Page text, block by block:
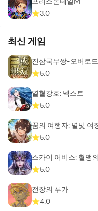
3.0
최신 게임
진삼국무쌍-오버로드
5.0
열혈강호: 넥스트
5.0
꿈의 여행자: 별빛 여
5.0
스카이 어비스: 혈맹
5.0
전장의 푸가
4.0